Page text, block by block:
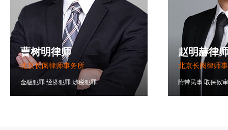
曹树明律师
北京长阅律师事务所
金融犯罪 经济犯罪 涉税犯罪
赵明赫律
北京长阅律师
附带民事 取保候审